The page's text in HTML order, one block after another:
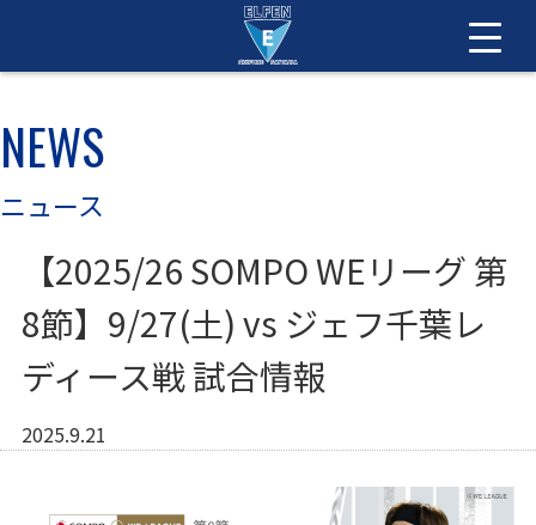
NEWS
ニュース
【2025/26 SOMPO WEリーグ 第
8節】9/27(土) vs ジェフ千葉レ
ディース戦 試合情報
2025.9.21